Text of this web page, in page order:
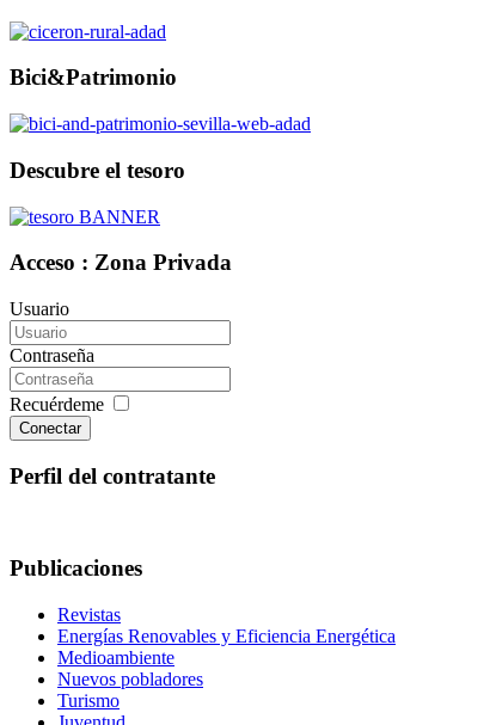
Bici&Patrimonio
Descubre el tesoro
Acceso : Zona Privada
Usuario
Contraseña
Recuérdeme
Conectar
Perfil del contratante
Publicaciones
Revistas
Energías Renovables y Eficiencia Energética
Medioambiente
Nuevos pobladores
Turismo